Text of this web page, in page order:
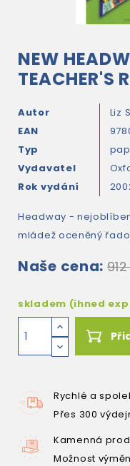
NEW
TEACHER'S
Autor Liz
EAN
Typ
Vydavatel
Rok vydání
Headway -
mládež oceněný
Naše cena:
skladem (ihned
Rychlé a
Přes 300
Kamenná
Možnost